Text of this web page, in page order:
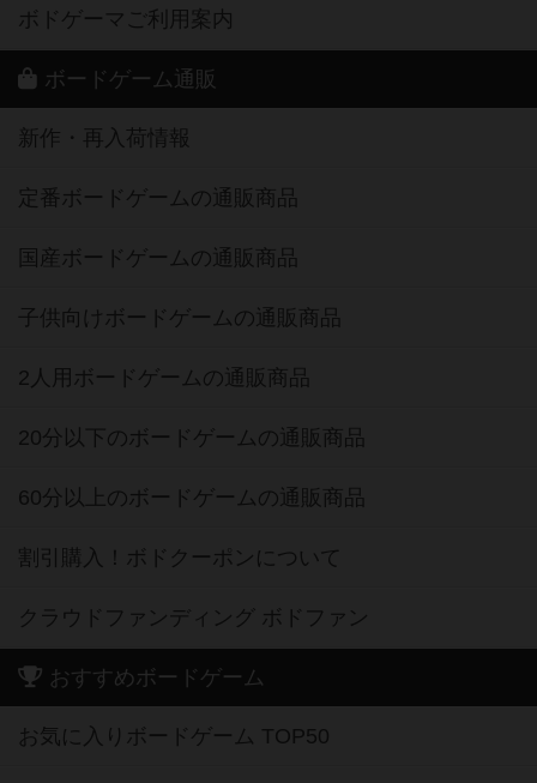
ボドゲーマご利用案内
ボードゲーム通販
新作・再入荷情報
定番ボードゲームの通販商品
国産ボードゲームの通販商品
子供向けボードゲームの通販商品
2人用ボードゲームの通販商品
20分以下のボードゲームの通販商品
60分以上のボードゲームの通販商品
割引購入！ボドクーポンについて
クラウドファンディング ボドファン
おすすめボードゲーム
お気に入りボードゲーム TOP50